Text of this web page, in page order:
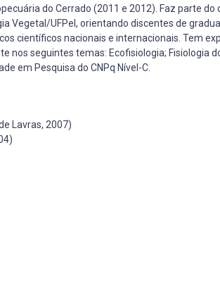
do Cerrado (2011 e 2012). Faz parte
Vegetal/UFPel, orientando discentes de
científicos nacionais e internacionais. Tem
seguintes temas: Ecofisiologia; Fisiologia
em Pesquisa do CNPq Nível-C.
Lavras, 2007)